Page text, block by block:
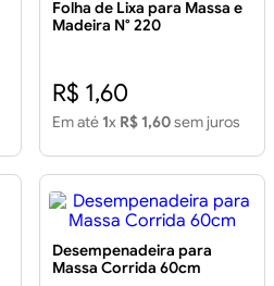
Folha de Lixa para Massa e
Madeira N° 220
R$ 1,60
Em até 1x R$ 1,60sem juros
Desempenadeira para
Massa Corrida 60cm